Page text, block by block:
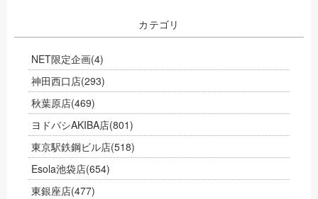
カテゴリ
NET限定企画(4)
神田西口店(293)
秋葉原店(469)
ヨドバシAKIBA店(801)
東京駅鉄鋼ビル店(518)
Esola池袋店(654)
東銀座店(477)